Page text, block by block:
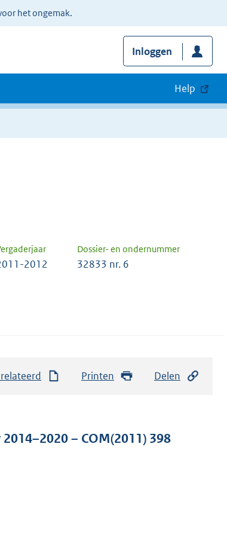
het ongemak.
Inloggen
Help
Dossier- en ondernummer
2012 32833 nr. 6
Printen Delen
– COM(2011) 398